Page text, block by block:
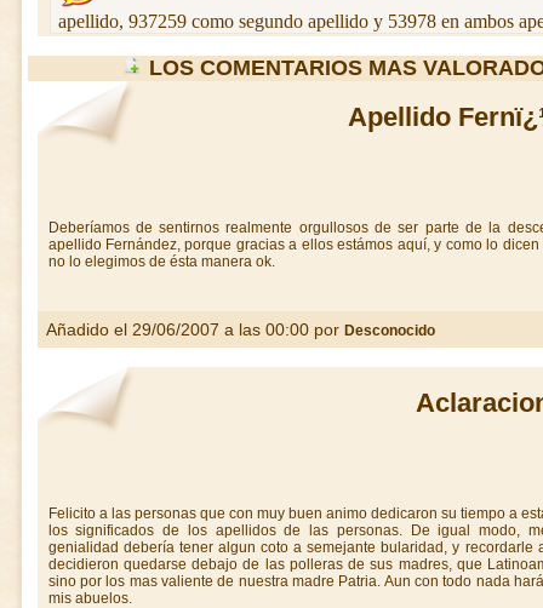
apellido, 937259 como segundo apellido y 53978 en ambos
LOS COMENTARIOS MAS
Apellido
Deberíamos de sentirnos realmente orgullosos de ser parte de la
apellido Fernández, porque gracias a ellos estámos aquí, y como lo
no lo elegimos de ésta manera ok.
Añadido el 29/06/2007 a las 00:00 por Desconocido
Felicito a las personas que con muy buen animo dedicaron su tiempo a
los significados de los apellidos de las personas. De igual modo,
genialidad debería tener algun coto a semejante bularidad, y recordarle
decidieron quedarse debajo de las polleras de sus madres, que
sino por los mas valiente de nuestra madre Patria. Aun con todo nada
mis abuelos.